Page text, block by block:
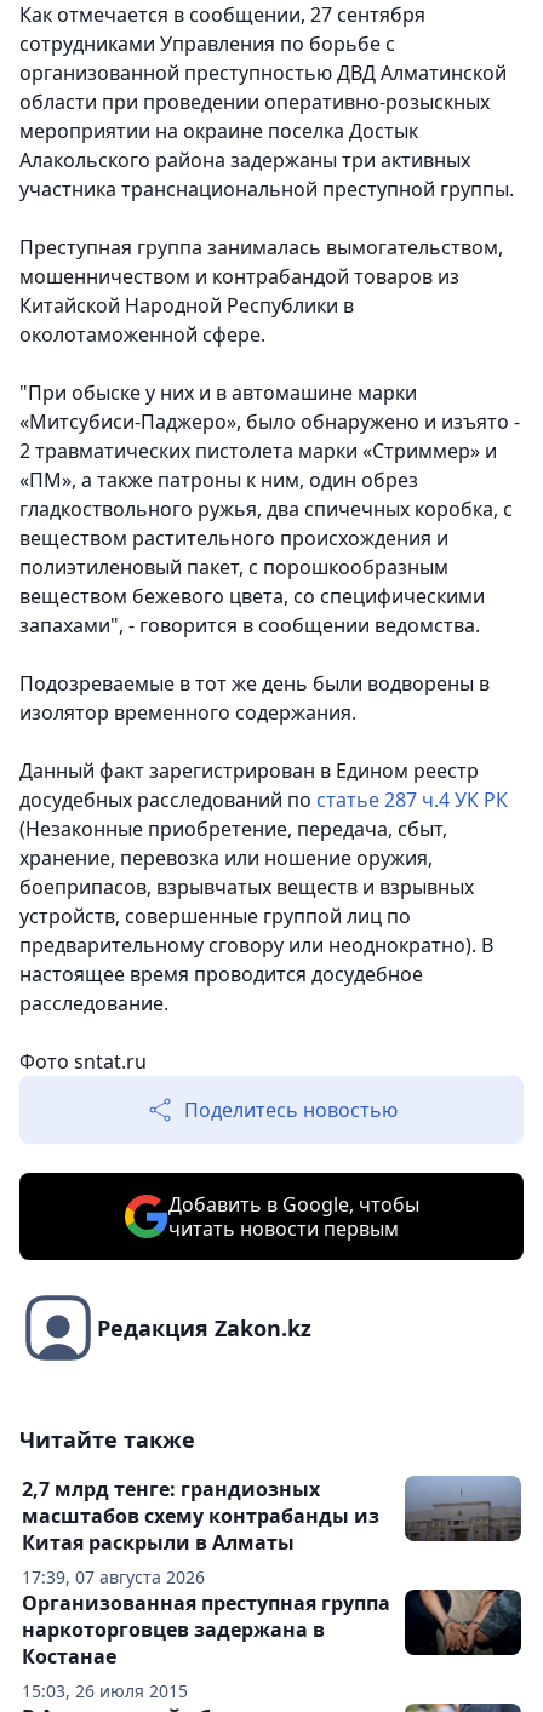
Как отмечается в сообщении, 27 сентября
сотрудниками Управления по борьбе с
организованной преступностью ДВД Алматинской
области при проведении оперативно-розыскных
мероприятии на окраине поселка Достык
Алакольского района задержаны три активных
участника транснациональной преступной группы.
Преступная группа занималась вымогательством,
мошенничеством и контрабандой товаров из
Китайской Народной Республики в
околотаможенной сфере.
"При обыске у них и в автомашине марки
«Митсубиси-Паджеро», было обнаружено и изъято -
2 травматических пистолета марки «Стриммер» и
«ПМ», а также патроны к ним, один обрез
гладкоствольного ружья, два спичечных коробка, с
веществом растительного происхождения и
полиэтиленовый пакет, с порошкообразным
веществом бежевого цвета, со специфическими
запахами", - говорится в сообщении ведомства.
Подозреваемые в тот же день были водворены в
изолятор временного содержания.
Данный факт зарегистрирован в Едином реестр
досудебных расследований по статье 287 ч.4 УК РК
(Незаконные приобретение, передача, сбыт,
хранение, перевозка или ношение оружия,
боеприпасов, взрывчатых веществ и взрывных
устройств, совершенные группой лиц по
предварительному сговору или неоднократно). В
настоящее время проводится досудебное
расследование.
Фото sntat.ru
Поделитесь новостью
Добавить в Google, чтобы
читать новости первым
Редакция Zakon.kz
Читайте также
17:39, 07 августа 2026
2,7 млрд тенге: грандиозных
масштабов схему контрабанды из
Китая раскрыли в Алматы
15:03, 26 июля 2015
Организованная преступная группа
наркоторговцев задержана в
Костанае